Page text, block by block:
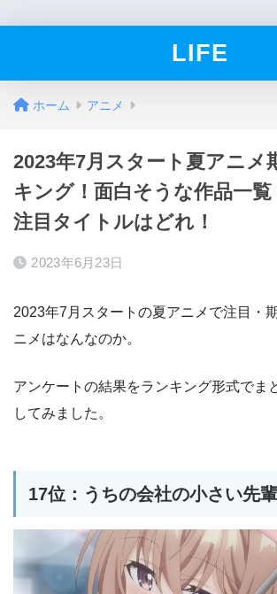
LIFE
ホーム アニメ
2023年7月スタート夏アニメ
キング！面白そうな作品一覧
注目タイトルはどれ！
2023年6月23日
2023年7月スタートの夏アニメで注目・
ニメはなんなのか。
アンケートの結果をランキング形式でま
してみました。
17位：うちの会社の小さい先